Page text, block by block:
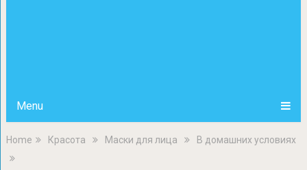
Menu
Home Красота Маски для лица В домашних условиях